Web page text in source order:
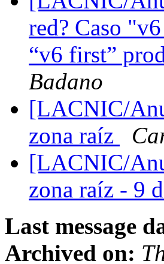
red? Caso
“v6 first”
Badano
[LACNIC/
zona raíz
[LACNIC/
zona raíz - 9
Last message
Archived on: